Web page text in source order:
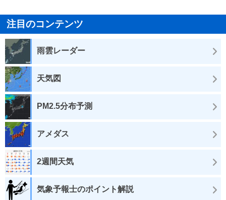
注目のコンテンツ
雨雲レーダー
天気図
PM2.5分布予測
アメダス
2週間天気
気象予報士のポイント解説